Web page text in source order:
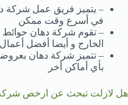
– يتميز فريق عمل شركة
في أسرع وقت ممكن
– تقوم شركة دهان حوائط
الخارج و أيضا أفضل أعمال
– تتميز شركة دهان
بأي أماكن أخر
هل لازلت تبحث عن ارخص